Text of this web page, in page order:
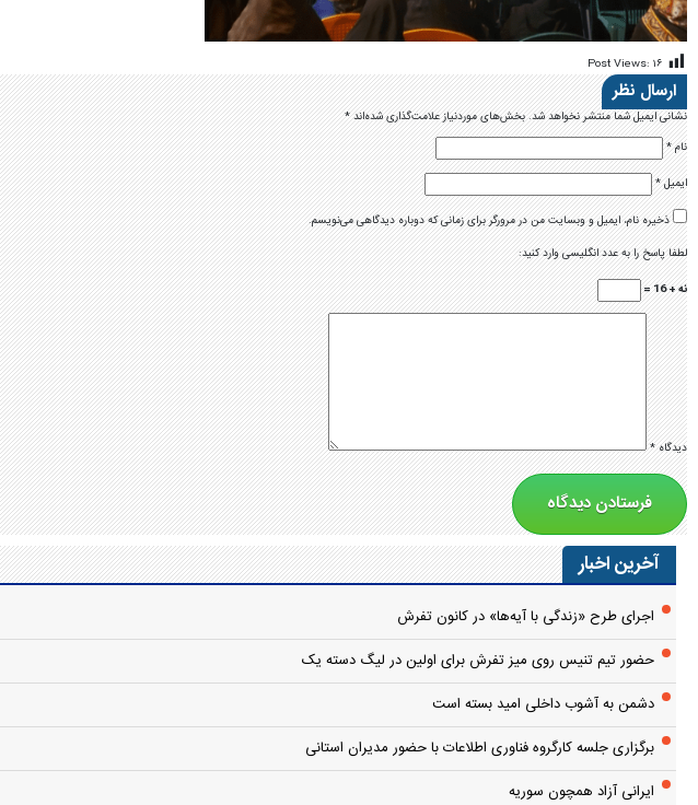
ذخیره نام، ایمیل و وبسایت من در مرورگر برای زمانی که دوباره دیدگاهی می‌نویسم.
لطفا پاسخ را به عدد انگلیسی وارد کنید:
نه + 16 =
دیدگاه*
آخرین اخبار
اجرای طرح «زندگی با آیه‌ها» در کانون تفرش
حضور تیم تنیس روی میز تفرش برای اولین در لیگ دسته یک
دشمن به آشوب داخلی امید بسته است
برگزاری جلسه کارگروه فناوری اطلاعات با حضور مدیران استانی
ایرانی آزاد همچون سوریه
طنین سبز زندگی در دبیرستان دخترانه سرهنگ غفوری
رونق اقتصادی تفرش با پروژه‌های گردشگری
بازدید معاون اقتصادی استاندار مرکزی از شهرستان تفرش
توسعه زیرساخت‌های گردشگری تفرش در دستور کار قرار دارد
توزیع ۸۰ هزار اصله نهال در تفرش